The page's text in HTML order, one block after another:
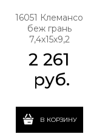
16051 Клемансо
беж грань
7,4х15х9,2
2 261
руб.
В КОРЗИНУ